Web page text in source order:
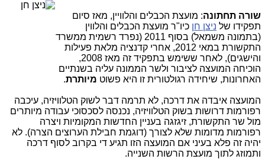
שורה תחתונה: מועצת הכבלים והלוויין, מאז סיום
תפקידו של ניצן חן כיו"ר מועצת הכבלים והלווין
(בתמונה משמאל) בסוף 2011 (נפרד רשמית ממשרד
התקשורת במאי 2012, אחרי קדנציה מלאת פעילות
והישגים), לאחר ששימש בתפקיד זה מאז 2008,
הוכיחה המועצה לציבור ולשר הממונה עליה בשנתיים
האחרונות, שיחידה רגולטורית זו היא פשוט מיותרת.
המועצה איבדה את דרכה, לא תרמה דבר לשוק הטלוויזיה, עיכבה
רפורמות דרושות בשוק הטלוויזיה, נכנסה לסכסוכי עבודה מיותרים
מול שר התקשורת, זיגזגה בעניין החדשות המקומיות ויצרה
רפורמות מדומות שלא לצורך (דוגמת חבילת הערוצים הצרה). לא
יהיה זה פלא בעיני אם המועצה הזו תגיע די בקרוב לסוף דרכה
ותמוזג לתוך מועצת הרשות השנייה.